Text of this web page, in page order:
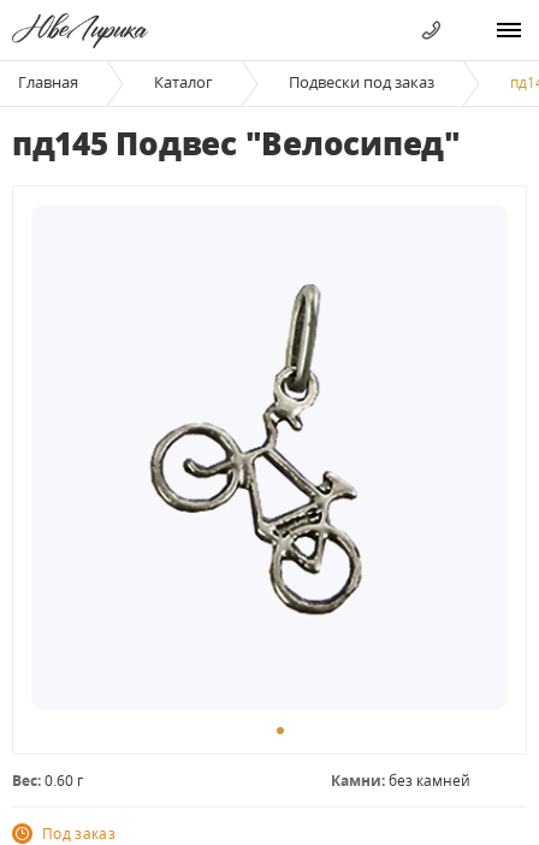
Главная Каталог Подвески под заказ
пд145 Подвес "Велосипед"
Вес:0.60 г Камни:без камней
Под заказ